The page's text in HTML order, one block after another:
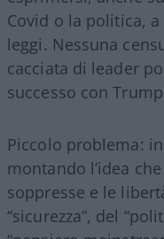
Covid o la politica,
leggi. Nessuna
cacciata di leader
successo con
Piccolo problema:
montando l’idea
soppresse e le
“sicurezza”, del